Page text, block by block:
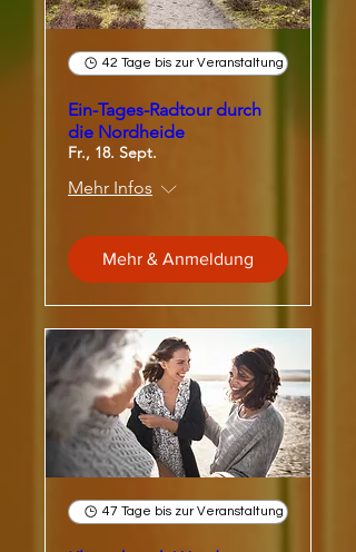
42 Tage bis zur Veranstaltung
Ein-Tages-Radtour durch
die Nordheide
Fr., 18. Sept.
Mehr Infos
Mehr & Anmeldung
47 Tage bis zur Veranstaltung